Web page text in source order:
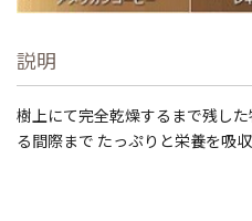
説明
樹上にて完全乾燥するまで残し
る間際まで たっぷりと栄養を吸